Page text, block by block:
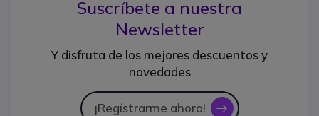
Suscríbete a nuestra
Newsletter
Y disfruta de los mejores descuentos y
novedades
¡Regístrarme ahora! icon